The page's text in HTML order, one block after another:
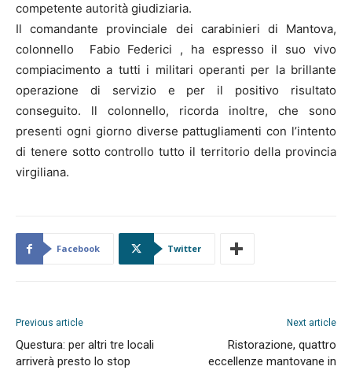
competente autorità giudiziaria.
Il comandante provinciale dei carabinieri di Mantova,
colonnello Fabio Federici , ha espresso il suo vivo
compiacimento a tutti i militari operanti per la brillante
operazione di servizio e per il positivo risultato
conseguito. ll colonnello, ricorda inoltre, che sono
presenti ogni giorno diverse pattugliamenti con l’intento
di tenere sotto controllo tutto il territorio della provincia
virgiliana.
Facebook Twitter
Previous article
Questura: per altri tre locali
arriverà presto lo stop
Next article
Ristorazione, quattro
eccellenze mantovane in